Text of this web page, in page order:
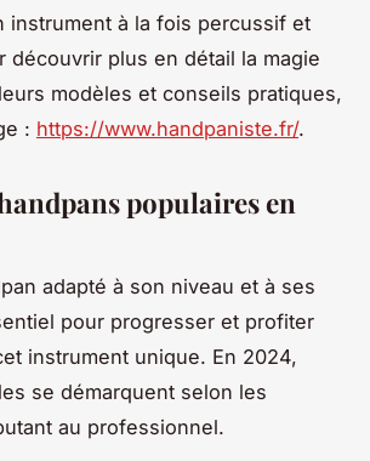
instrument à la fois percussif et
découvrir plus en détail la magie
modèles et conseils pratiques,
: https://www.handpaniste.fr/.
populaires en
adapté à son niveau et à ses
pour progresser et profiter
instrument unique. En 2024,
se démarquent selon les
au professionnel.